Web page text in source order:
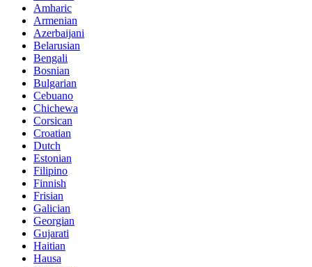
Amharic
Armenian
Azerbaijani
Belarusian
Bengali
Bosnian
Bulgarian
Cebuano
Chichewa
Corsican
Croatian
Dutch
Estonian
Filipino
Finnish
Frisian
Galician
Georgian
Gujarati
Haitian
Hausa